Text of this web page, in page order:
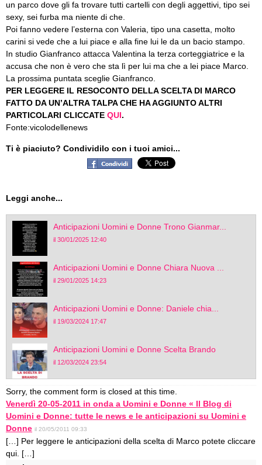
un parco dove gli fa trovare tutti cartelli con degli aggettivi, tipo sei
sexy, sei furba ma niente di che.
Poi fanno vedere l’esterna con Valeria, tipo una casetta, molto
carini si vede che a lui piace e alla fine lui le da un bacio stampo.
In studio Gianfranco attacca Valentina la terza corteggiatrice e la
accusa che non è vero che sta lì per lui ma che a lei piace Marco.
La prossima puntata sceglie Gianfranco.
PER LEGGERE IL RESOCONTO DELLA SCELTA DI MARCO
FATTO DA UN’ALTRA TALPA CHE HA AGGIUNTO ALTRI
PARTICOLARI CLICCATE QUI.
Fonte:vicolodellenews
Ti è piaciuto? Condividilo con i tuoi amici...
Leggi anche...
Anticipazioni Uomini e Donne Trono Gianmar...
il 30/01/2025 12:40
Anticipazioni Uomini e Donne Chiara Nuova ...
il 29/01/2025 14:23
Anticipazioni Uomini e Donne: Daniele chia...
il 19/03/2024 17:47
Anticipazioni Uomini e Donne Scelta Brando
il 12/03/2024 23:54
Sorry, the comment form is closed at this time.
Venerdì 20-05-2011 in onda a Uomini e Donne « Il Blog di
Uomini e Donne: tutte le news e le anticipazioni su Uomini e
Donne il 20/05/2011 09:33
[…] Per leggere le anticipazioni della scelta di Marco potete cliccare
qui. […]